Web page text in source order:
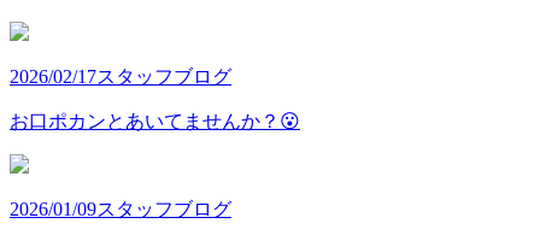
2026/02/17スタッフブログ
お口ポカンとあいてませんか？😮
2026/01/09スタッフブログ